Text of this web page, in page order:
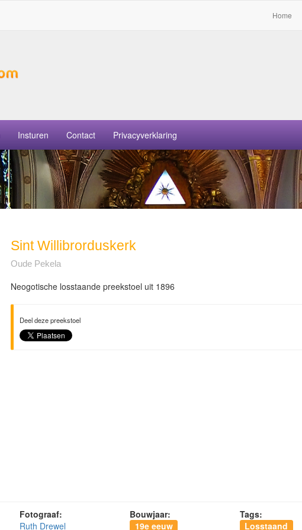
Home
Insturen Contact Privacyverklaring
Sint Willibrorduskerk
Oude Pekela
Neogotische losstaande preekstoel uit 1896
Deel deze preekstoel
Fotograaf:
Ruth Drewel
Bouwjaar:
19e eeuw
Tags:
Losstaand